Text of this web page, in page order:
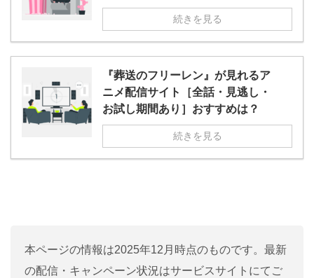
続きを見る
『葬送のフリーレン』が見れるア
ニメ配信サイト［全話・見逃し・
お試し期間あり］おすすめは？
続きを見る
本ページの情報は2025年12月時点のものです。最新
の配信・キャンペーン状況はサービスサイトにてご